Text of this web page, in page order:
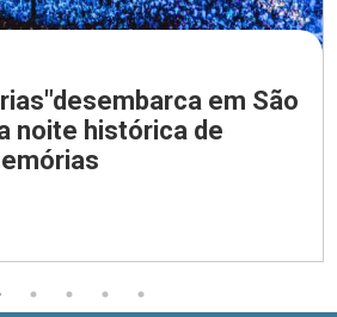
em São
noite histórica de